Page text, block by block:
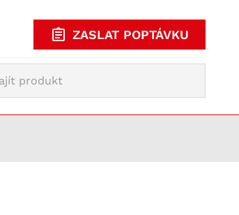
ZASLAT POPTÁVKU